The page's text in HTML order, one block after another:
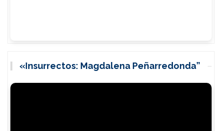
«Insurrectos: Magdalena Peñarredonda”